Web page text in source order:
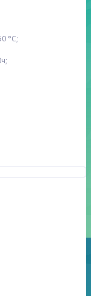
°С;